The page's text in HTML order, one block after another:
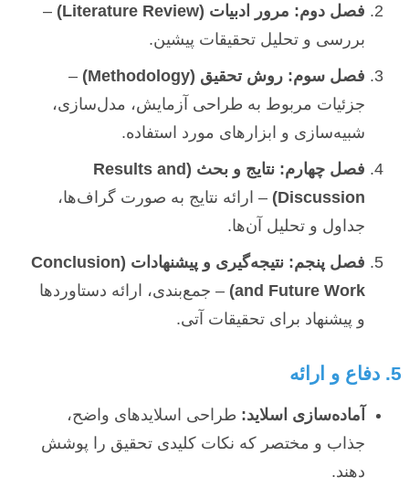
فصل دوم: مرور ادبیات (Literature Review)
–
بررسی و تحلیل تحقیقات پیشین.
فصل سوم: روش تحقیق (Methodology)
–
جزئیات مربوط به طراحی آزمایش، مدل‌سازی،
شبیه‌سازی و ابزارهای مورد استفاده.
فصل چهارم: نتایج و بحث (Results and
Discussion) – ارائه نتایج به صورت گراف‌ها،
جداول و تحلیل آن‌ها.
فصل پنجم: نتیجه‌گیری و پیشنهادات (Conclusion
and Future Work) – جمع‌بندی، ارائه دستاوردها
و پیشنهاد برای تحقیقات آتی.
5. دفاع و ارائه
آماده‌سازی اسلاید: طراحی اسلایدهای واضح،
جذاب و مختصر که نکات کلیدی تحقیق را پوشش
دهند.